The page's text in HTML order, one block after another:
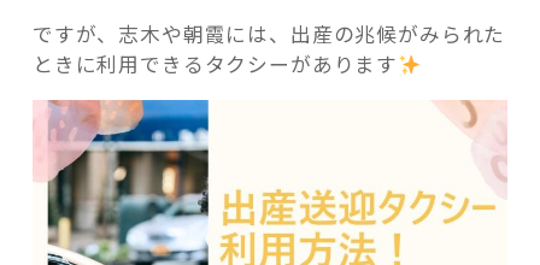
ですが、志木や朝霞には、出産の兆候がみられた
ときに利用できるタクシーがあります